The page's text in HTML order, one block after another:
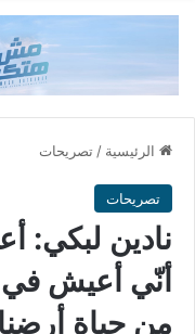
الرئيسية / تصريحات
تصريحات
نادين لبكي:
أنّي أعيش في
من حياة